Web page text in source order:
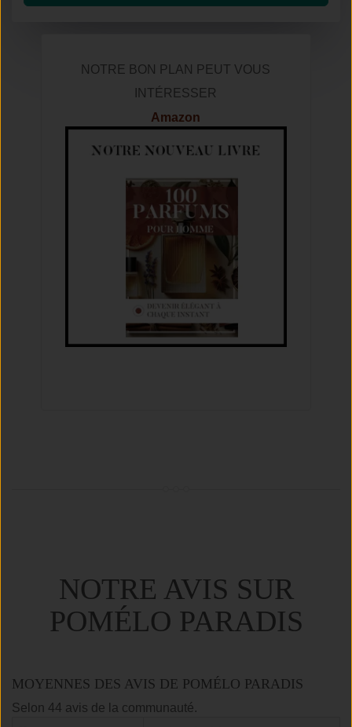
NOTRE BON PLAN PEUT VOUS
INTÉRESSER
Amazon
NOTRE AVIS SUR
POMÉLO PARADIS
MOYENNES DES AVIS DE POMÉLO PARADIS
Selon 44 avis de la communauté.